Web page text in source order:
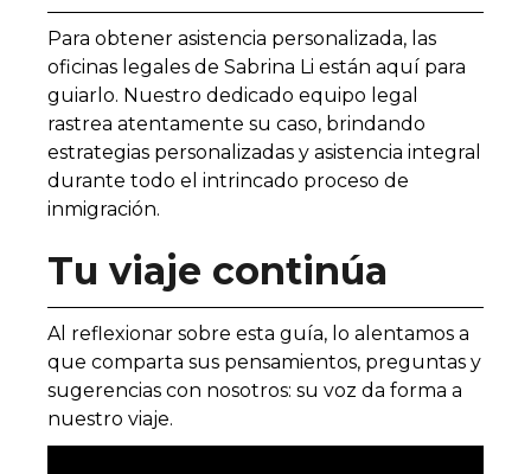
Para obtener asistencia personalizada, las
oficinas legales de Sabrina Li están aquí para
guiarlo. Nuestro dedicado equipo legal
rastrea atentamente su caso, brindando
estrategias personalizadas y asistencia integral
durante todo el intrincado proceso de
inmigración.
Tu viaje continúa
Al reflexionar sobre esta guía, lo alentamos a
que comparta sus pensamientos, preguntas y
sugerencias con nosotros: su voz da forma a
nuestro viaje.